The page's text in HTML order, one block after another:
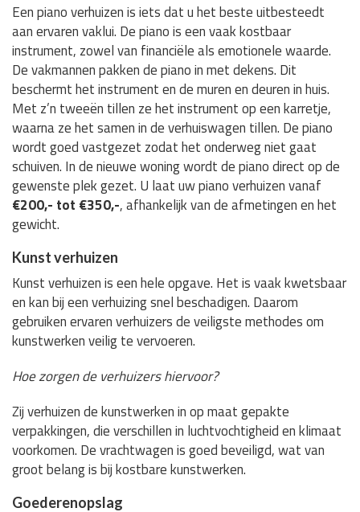
Een piano verhuizen is iets dat u het beste uitbesteedt
aan ervaren vaklui. De piano is een vaak kostbaar
instrument, zowel van financiële als emotionele waarde.
De vakmannen pakken de piano in met dekens. Dit
beschermt het instrument en de muren en deuren in huis.
Met z’n tweeën tillen ze het instrument op een karretje,
waarna ze het samen in de verhuiswagen tillen. De piano
wordt goed vastgezet zodat het onderweg niet gaat
schuiven. In de nieuwe woning wordt de piano direct op de
gewenste plek gezet. U laat uw piano verhuizen vanaf
€200,- tot €350,-, afhankelijk van de afmetingen en het
gewicht.
Kunst verhuizen
Kunst verhuizen is een hele opgave. Het is vaak kwetsbaar
en kan bij een verhuizing snel beschadigen. Daarom
gebruiken ervaren verhuizers de veiligste methodes om
kunstwerken veilig te vervoeren.
Hoe zorgen de verhuizers hiervoor?
Zij verhuizen de kunstwerken in op maat gepakte
verpakkingen, die verschillen in luchtvochtigheid en klimaat
voorkomen. De vrachtwagen is goed beveiligd, wat van
groot belang is bij kostbare kunstwerken.
Goederenopslag